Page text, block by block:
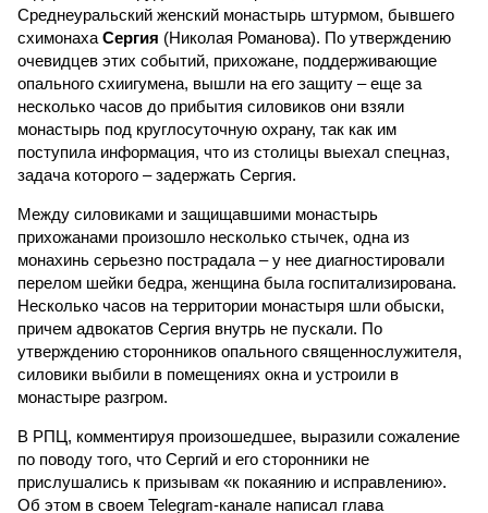
Среднеуральский женский монастырь штурмом, бывшего
схимонаха Сергия (Николая Романова). По утверждению
очевидцев этих событий, прихожане, поддерживающие
опального схиигумена, вышли на его защиту – еще за
несколько часов до прибытия силовиков они взяли
монастырь под круглосуточную охрану, так как им
поступила информация, что из столицы выехал спецназ,
задача которого – задержать Сергия.
Между силовиками и защищавшими монастырь
прихожанами произошло несколько стычек, одна из
монахинь серьезно пострадала – у нее диагностировали
перелом шейки бедра, женщина была госпитализирована.
Несколько часов на территории монастыря шли обыски,
причем адвокатов Сергия внутрь не пускали. По
утверждению сторонников опального священнослужителя,
силовики выбили в помещениях окна и устроили в
монастыре разгром.
В РПЦ, комментируя произошедшее, выразили сожаление
по поводу того, что Сергий и его сторонники не
прислушались к призывам «к покаянию и исправлению».
Об этом в своем Telegram-канале написал глава